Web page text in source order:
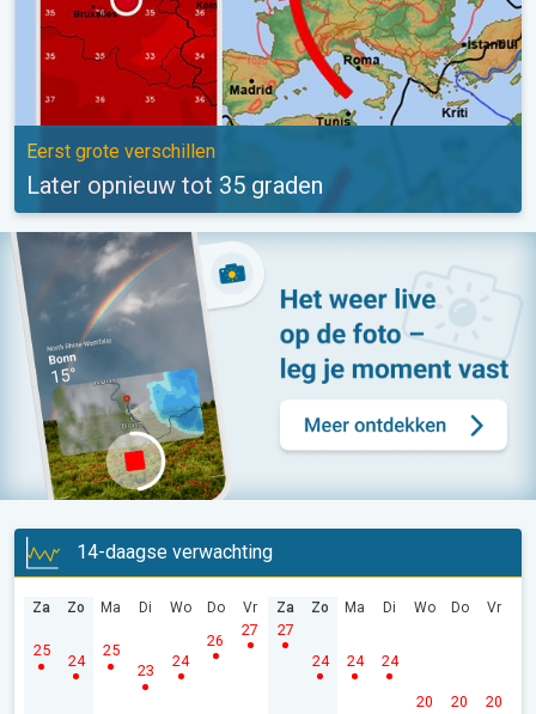
Eerst grote verschillen
Later opnieuw tot 35 graden
14-daagse verwachting
Za
25
Zo
24
Ma
25
Di
23
Wo
24
Do
26
Vr
27
Za
27
Zo
24
Ma
24
Di
24
Wo
20
Do
20
Vr
20